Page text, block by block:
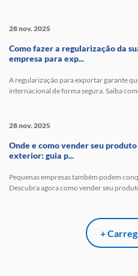
28 nov. 2025
Como fazer a regularização da
empresa para exp...
A regularização para exportar garante
internacional de forma segura. Saiba
28 nov. 2025
Onde e como vender seu
exterior: guia p...
Pequenas empresas também podem
Descubra agora como vender seu
+